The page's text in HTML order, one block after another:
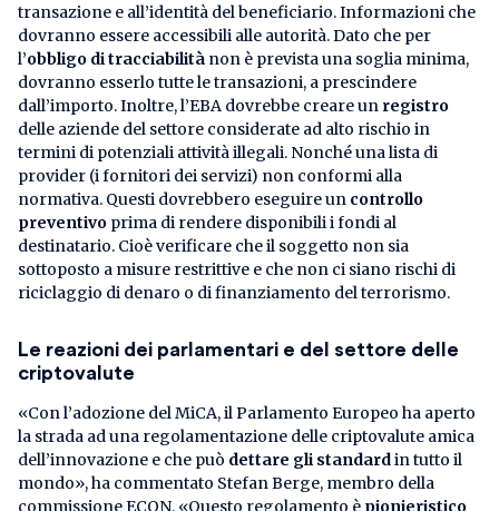
transazione e all’identità del beneficiario. Informazioni che
dovranno essere accessibili alle autorità. Dato che per
l’obbligo di tracciabilità non è prevista una soglia minima,
dovranno esserlo tutte le transazioni, a prescindere
dall’importo. Inoltre, l’EBA dovrebbe creare un registro
delle aziende del settore considerate ad alto rischio in
termini di potenziali attività illegali. Nonché una lista di
provider (i fornitori dei servizi) non conformi alla
normativa. Questi dovrebbero eseguire un controllo
preventivo prima di rendere disponibili i fondi al
destinatario. Cioè verificare che il soggetto non sia
sottoposto a misure restrittive e che non ci siano rischi di
riciclaggio di denaro o di finanziamento del terrorismo.
Le reazioni dei parlamentari e del settore delle
criptovalute
«Con l’adozione del MiCA, il Parlamento Europeo ha aperto
la strada ad una regolamentazione delle criptovalute amica
dell’innovazione e che può dettare gli standardin tutto il
mondo», ha commentato Stefan Berge, membro della
commissione ECON. «Questo regolamento è pionieristico